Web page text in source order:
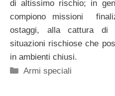
di altissimo rischio; in
compiono missioni
ostaggi, alla cattura
situazioni rischiose che
in ambienti chiusi.
Categorie
Armi speciali